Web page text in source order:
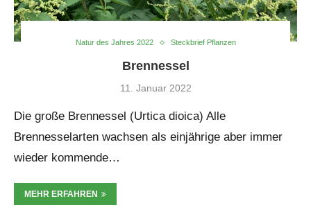
Natur des Jahres 2022 Steckbrief Pflanzen
Brennessel
11. Januar 2022
Die große Brennessel (Urtica dioica) Alle
Brennesselarten wachsen als einjährige aber immer
wieder kommende…
MEHR ERFAHREN